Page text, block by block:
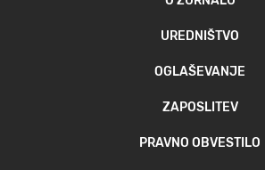
UREDNIŠTVO
OGLAŠEVANJE
ZAPOSLITEV
PRAVNO OBVESTILO